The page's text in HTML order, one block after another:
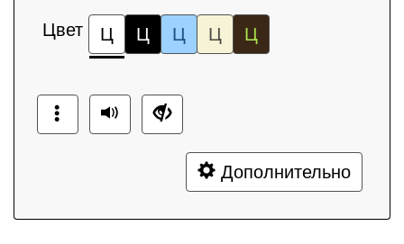
Цвет Ц Ц Ц Ц Ц
Дополнительно